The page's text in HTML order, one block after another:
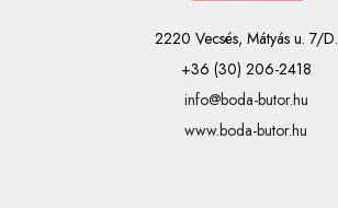
2220 Vecsés, Mátyás u. 7/D.
+36 (30) 206-2418
info@boda-butor.hu
www.boda-butor.hu